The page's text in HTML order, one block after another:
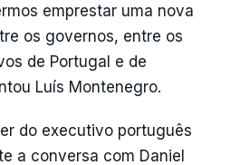
emprestar uma nova
os governos, entre os
de Portugal e de
Luís Montenegro.
do executivo português
a conversa com Daniel